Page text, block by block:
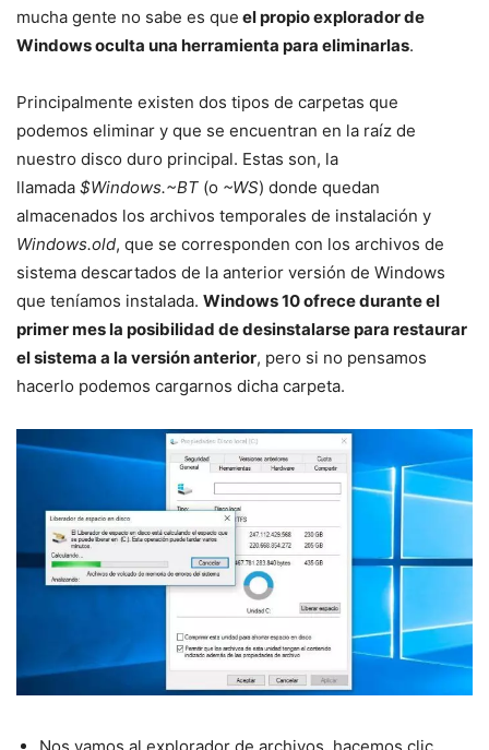
mucha gente no sabe es que el propio explorador de
Windows oculta una herramienta para eliminarlas.
Principalmente existen dos tipos de carpetas que
podemos eliminar y que se encuentran en la raíz de
nuestro disco duro principal. Estas son, la
llamada $Windows.~BT (o ~WS) donde quedan
almacenados los archivos temporales de instalación y
Windows.old, que se corresponden con los archivos de
sistema descartados de la anterior versión de Windows
que teníamos instalada. Windows 10 ofrece durante el
primer mes la posibilidad de desinstalarse para restaurar
el sistema a la versión anterior, pero si no pensamos
hacerlo podemos cargarnos dicha carpeta.